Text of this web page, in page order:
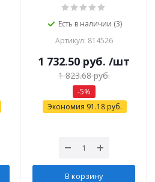
Есть в наличии (3)
Артикул: 814526
1 732.50 руб. /шт
1 823.68руб.
-5%
Экономия 91.18 руб.
В корзину